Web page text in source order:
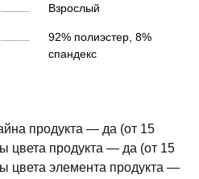
Взрослый
92% полиэстер, 8%
спандекс
продукта — да (от 15
цвета продукта — да (от 15
цвета элемента продукта —